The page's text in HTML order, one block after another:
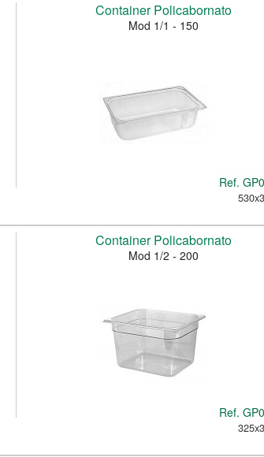
Ref.
Container Policabornato
Mod 1/1 - 150
Ref.
Container Policabornato
Mod 1/2 - 200